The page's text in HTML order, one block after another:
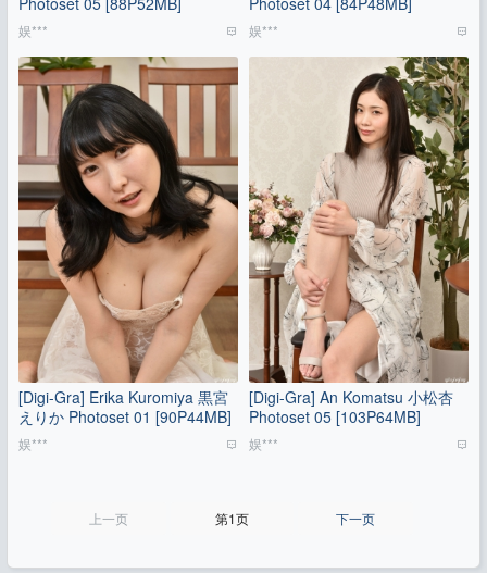
娱***
[Digi-Gra] Erika Kuromiya 黒宮
えりか Photoset 01 [90P44MB]
娱***
娱***
[Digi-Gra] An Komatsu 小松杏
Photoset 05 [103P64MB]
娱***
上一页 第1页 下一页